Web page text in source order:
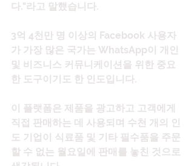
다."라고 말했습니다.
3억 4천만 명 이상의 Facebook 사용자
가 가장 많은 국가는 WhatsApp이 개인
및 비즈니스 커뮤니케이션을 위한 중요
한 도구이기도 한 인도입니다.
이 플랫폼은 제품을 광고하고 고객에게
직접 판매하는 데 사용되며 수천 개의 인
도 기업이 식료품 및 기타 필수품을 주문
할 수 없는 월요일에 판매를 놓친 것으로